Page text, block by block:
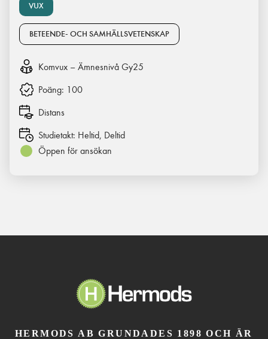
VUX
BETEENDE- OCH SAMHÄLLSVETENSKAP
Komvux – Ämnesnivå Gy25
Poäng: 100
Distans
Studietakt: Heltid, Deltid
Öppen för ansökan
HERMODS AB GRUNDADES 1898 OCH ÄR